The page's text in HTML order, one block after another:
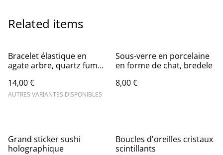
Related items
Bracelet élastique en
agate arbre, quartz fumé
14,00 €
AUTRES VARIANTES DISPONIBLES
Sous-verre en porcelaine
en forme de chat, bredele
8,00 €
Grand sticker sushi
holographique
Boucles d'oreilles cristaux
scintillants